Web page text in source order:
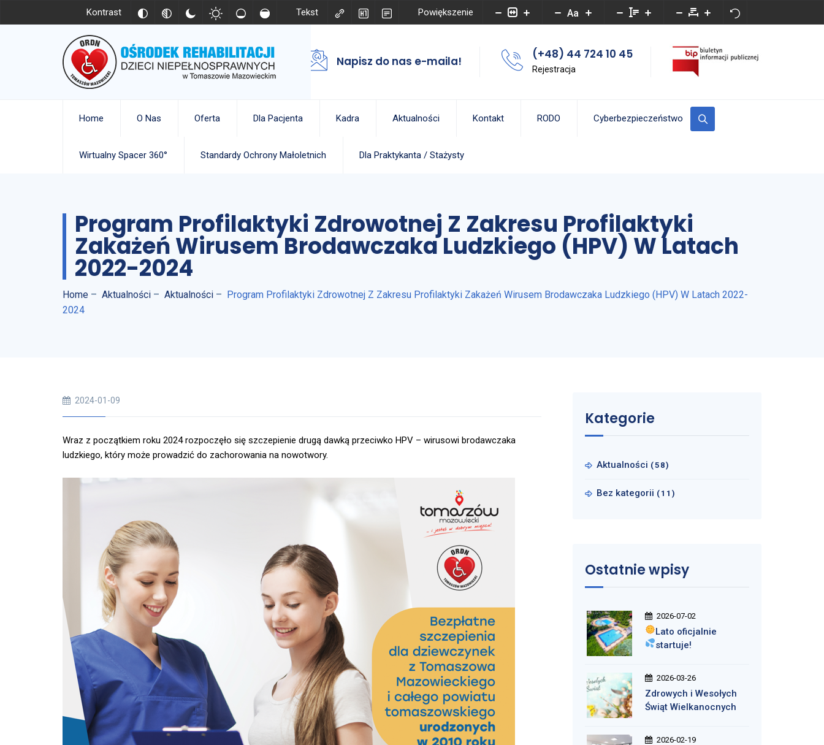
Kontrast Tekst Powiększenie Aa
Napisz do nas e-maila! (+48) 44 724 10 45
Rejestracja
Home O Nas Oferta Dla Pacjenta Kadra Aktualności Kontakt RODO Cyberbezpieczeństwo
Wirtualny Spacer 360° Standardy Ochrony Małoletnich Dla Praktykanta / Stażysty
Program Profilaktyki Zdrowotnej Z Zakresu Profilaktyki
Zakażeń Wirusem Brodawczaka Ludzkiego (HPV) W Latach
2022-2024
Home – Aktualności – Aktualności – Program Profilaktyki Zdrowotnej Z Zakresu Profilaktyki Zakażeń Wirusem Brodawczaka Ludzkiego (HPV) W Latach 2022-
2024
2024-01-09
Wraz z początkiem roku 2024 rozpoczęło się szczepienie drugą dawką przeciwko HPV – wirusowi brodawczaka
ludzkiego, który może prowadzić do zachorowania na nowotwory.
Kategorie
Aktualności (58)
Bez kategorii (11)
Ostatnie wpisy
2026-07-02
Lato oficjalnie
startuje!
2026-03-26
Zdrowych i Wesołych
Świąt Wielkanocnych
2026-02-19